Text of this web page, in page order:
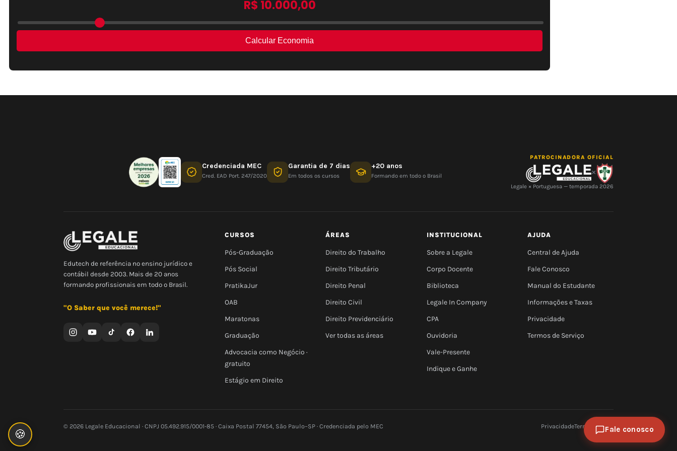
Credenciada MEC
Cred. EAD Port. 247/2020
Garantia de 7 dias
Em todos os cursos
+20 anos
Formando em todo o Brasil
PATROCINADORA OFICIAL
×
Legale × Portuguesa — temporada 2026
Edutech de referência no ensino jurídico e
contábil desde 2003. Mais de 20 anos
formando profissionais em todo o Brasil.
"O Saber que você merece!"
CURSOS
Pós-Graduação
Pós Social
PratikaJur
OAB
Maratonas
Graduação
Advocacia como Negócio ·
gratuito
Estágio em Direito
ÁREAS
Direito do Trabalho
Direito Tributário
Direito Penal
Direito Civil
Direito Previdenciário
Ver todas as áreas
INSTITUCIONAL
Sobre a Legale
Corpo Docente
Biblioteca
Legale In Company
CPA
Ouvidoria
Vale-Presente
Indique e Ganhe
AJUDA
Central de Ajuda
Fale Conosco
Manual do Estudante
Informações e Taxas
Privacidade
Termos de Serviço
© 2026 Legale Educacional · CNPJ 05.492.915/0001-85 · Caixa Postal 77454, São Paulo–SP · Credenciada pelo MEC PrivacidadeTermos e-MEC
🍪 Fale conosco